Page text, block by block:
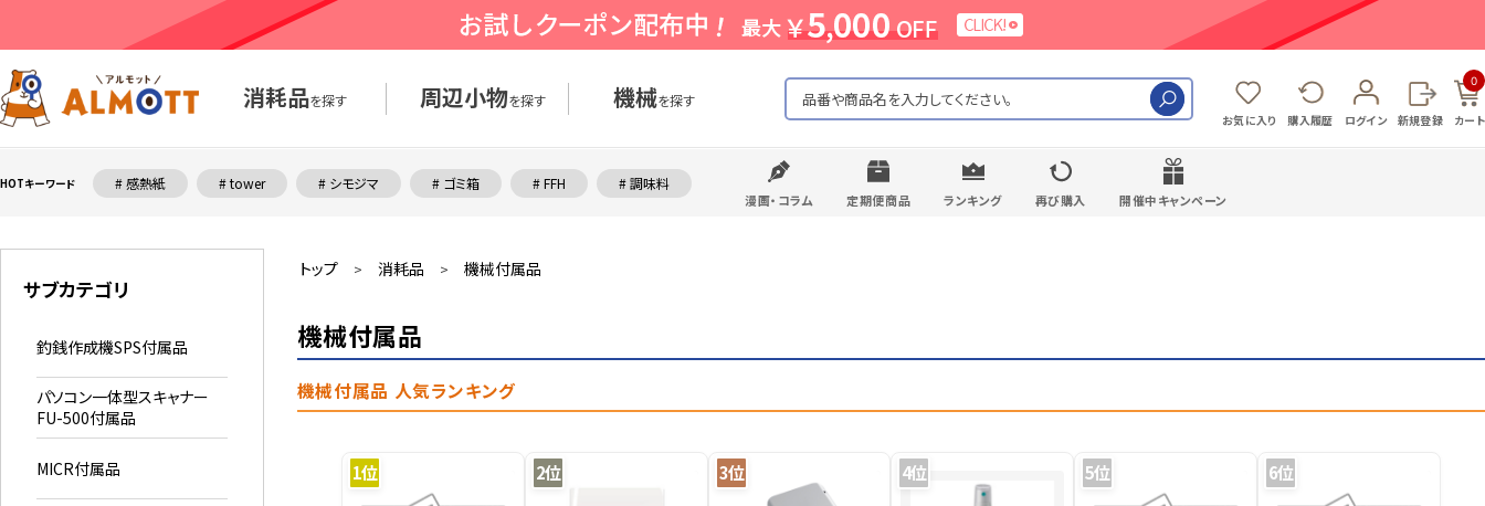
消耗品を探す 周辺小物を探す 機械を探す
検索
お気に入り
購入履歴 ログイン 新規登録 カート
0
HOTキーワード # 感熱紙 # tower # シモジマ # ゴミ箱 # FFH # 調味料
漫画・コラム 定期便商品 ランキング 再び購入 開催中キャンペーン
サブカテゴリ
釣銭作成機SPS付属品
パソコン一体型スキャナー
FU-500付属品
MICR付属品
トップ > 消耗品 > 機械付属品
機械付属品
機械付属品 人気ランキング